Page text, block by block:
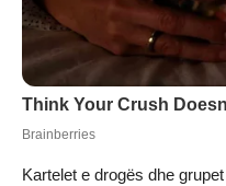
Kartelet e drogës dhe